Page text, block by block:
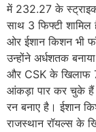
में 232.27 के
साथ 3 फिफ्टी शामिल
ओर ईशान किशन भी
उन्होंने अर्धशतक
और CSK के खिलाफ
आंकड़ा पार कर चुके
रन बनाए है। ईशान
राजस्थान रॉयल्स के